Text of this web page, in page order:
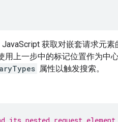
获取对嵌套请求元
用上一步中的标记位置作为中
属性以触发搜索。